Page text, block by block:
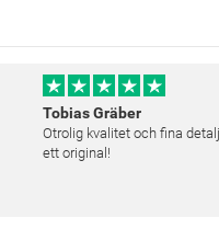
Tobias Gräber
Otrolig kvalitet och fina
ett original!